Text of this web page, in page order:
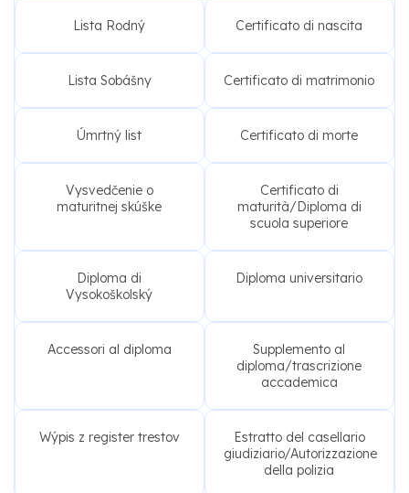
Lista Rodný Certificato di nascita
Lista Sobášny Certificato di matrimonio
Úmrtný list Certificato di morte
Vysvedčenie o
maturitnej skúške
Certificato di
maturità/Diploma di
scuola superiore
Diploma di
Vysokoškolský
Diploma universitario
Accessori al diploma
Supplemento al
diploma/trascrizione
accademica
Wýpis z register trestov
Estratto del casellario
giudiziario/Autorizzazione
della polizia